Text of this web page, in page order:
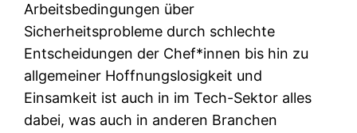
Arbeitsbedingungen über
Sicherheitsprobleme durch schlechte
Entscheidungen der Chef*innen bis hin zu
allgemeiner Hoffnungslosigkeit und
Einsamkeit ist auch in im Tech-Sektor alles
dabei, was auch in anderen Branchen